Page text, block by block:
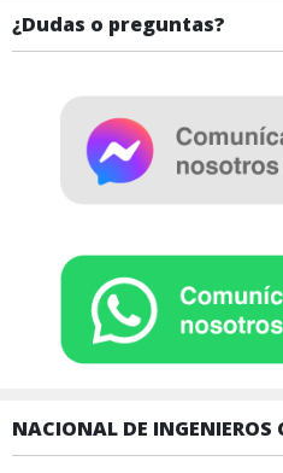
¿Dudas o preguntas?
NACIONAL DE INGENIEROS